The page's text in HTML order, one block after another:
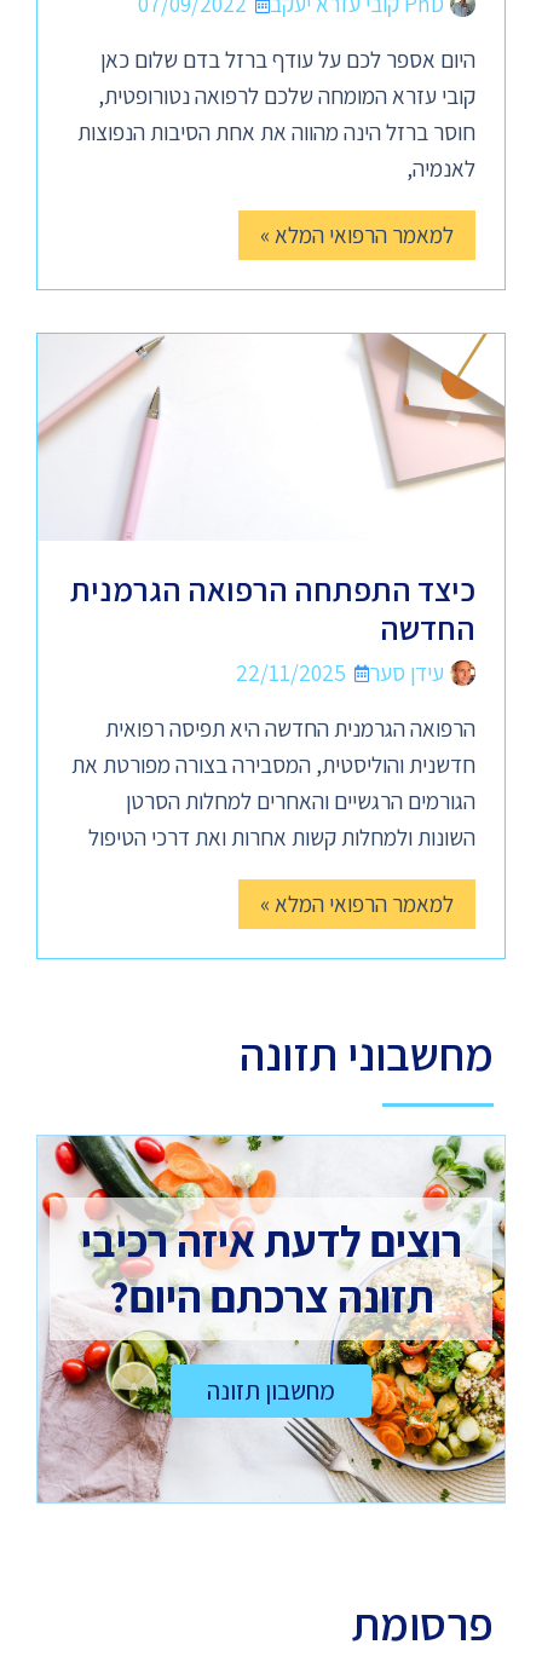
היום אספר לכם על עודף ברזל בדם שלום כאן
קובי עזרא המומחה שלכם לרפואה נטורופטית,
חוסר ברזל הינה מהווה את אחת הסיבות הנפוצות
לאנמיה,
למאמר הרפואי המלא »
כיצד התפתחה הרפואה הגרמנית
החדשה
עידן סער
22/11/2025
הרפואה הגרמנית החדשה היא תפיסה רפואית
חדשנית והוליסטית, המסבירה בצורה מפורטת את
הגורמים הרגשיים והאחרים למחלות הסרטן
השונות ולמחלות קשות אחרות ואת דרכי הטיפול
למאמר הרפואי המלא »
מחשבוני תזונה
רוצים לדעת איזה רכיבי
תזונה צרכתם היום?
מחשבון תזונה
פרסומת